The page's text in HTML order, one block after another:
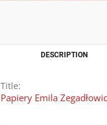
DESCRIPTION
Title:
Papiery Emila